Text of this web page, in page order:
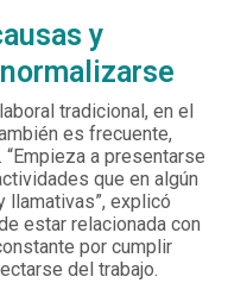
y
tradicional, en el
es frecuente,
a presentarse
que en algún
llamativas”, explicó
estar relacionada con
por cumplir
del trabajo.